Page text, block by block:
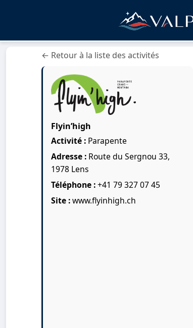
← Retour à la liste des activités
Flyin’high
Activité : Parapente
Adresse : Route du Sergnou 33,
1978 Lens
Téléphone :+41 79 327 07 45
Site :www.flyinhigh.ch